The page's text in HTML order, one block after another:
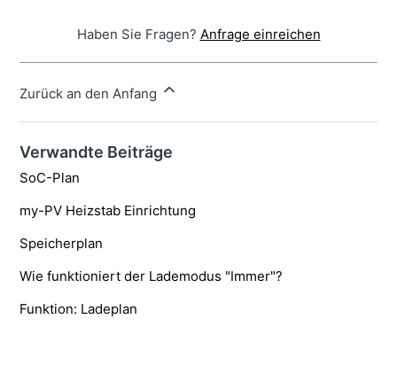
Haben Sie Fragen? Anfrage einreichen
Zurück an den Anfang
Verwandte Beiträge
SoC-Plan
my-PV Heizstab Einrichtung
Speicherplan
Wie funktioniert der Lademodus "Immer"?
Funktion: Ladeplan